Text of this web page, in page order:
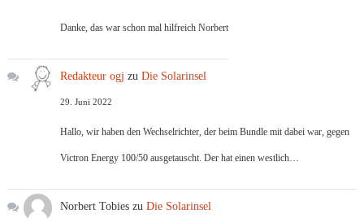
Danke, das war schon mal hilfreich Norbert
Redakteur ogj zuDie Solarinsel
29. Juni 2022
Hallo, wir haben den Wechselrichter, der beim Bundle mit dabei war, gegen
Victron Energy 100/50 ausgetauscht. Der hat einen westlich…
Norbert Tobies zuDie Solarinsel